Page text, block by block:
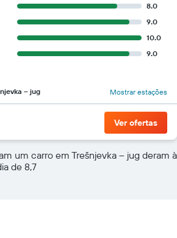
8.0
9.0
10.0
9.0
– jug Mostrar estações
Ver ofertas
um carro em Trešnjevka – jug deram à
de 8,7